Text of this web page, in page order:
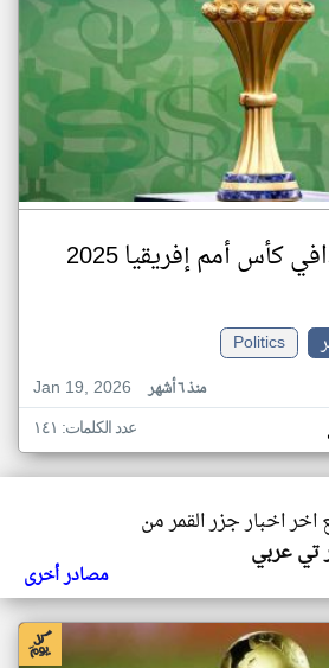
كأس أمم إفريقيا 2025
Politics
Jan 19, 2026
منذ ٦ أشهر
عدد الكلمات: ١٤١
اخر اخبار جزر القمر من
تي عربي
مصادر أخرى